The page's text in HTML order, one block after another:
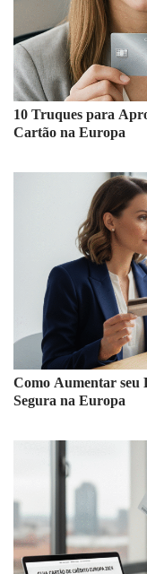
10 Truques para
Cartão na Europa
Como Aumentar seu
Segura na Europa